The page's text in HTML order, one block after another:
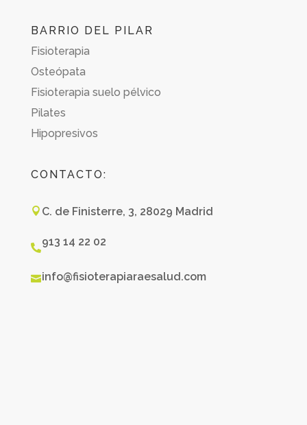
BARRIO DEL PILAR
Fisioterapia
Osteópata
Fisioterapia suelo pélvico
Pilates
Hipopresivos
CONTACTO:
 C. de Finisterre, 3, 28029 Madrid
913 14 22 02
info@fisioterapiaraesalud.com